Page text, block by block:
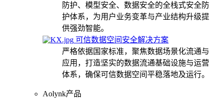
防护、模型安全、数据安全的全栈式安全防
护体系，为用户业务变革与产业结构升级提
供强劲智能。
可信数据空间安全解决方案
严格依据国家标准，聚焦数据场景化流通与
应用，打造坚实的数据流通基础设施与运营
体系，确保可信数据空间平稳落地及运行。
Aolynk产品